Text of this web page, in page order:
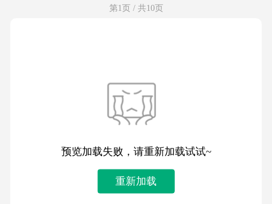
第1页 / 共10页
预览加载失败，请重新加载试试~
重新加载